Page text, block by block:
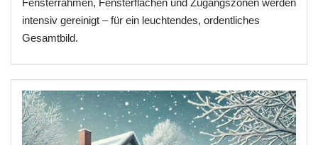
intensiv gereinigt – für ein leuchtendes, ordentliches
Gesamtbild.